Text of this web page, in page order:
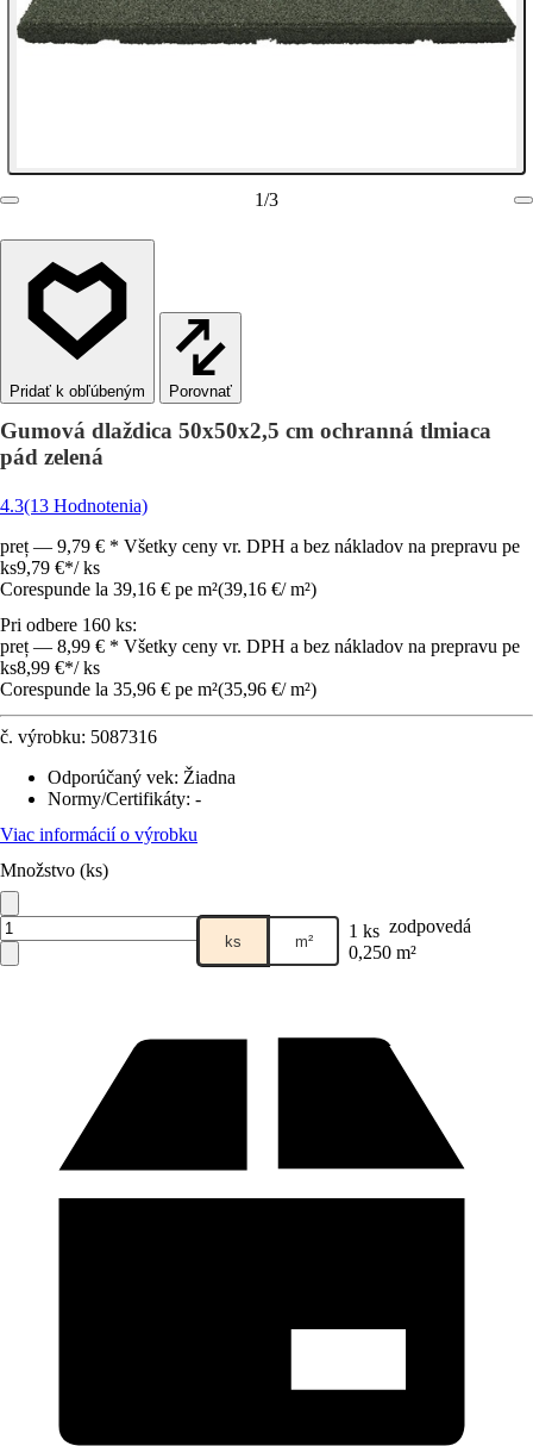
1/3
Porovnať
Gumová dlaždica 50x50x2,5 cm ochranná tlmiaca
pád zelená
4.3(13 Hodnotenia)
preț — 9,79 € * Všetky ceny vr. DPH a bez nákladov na prepravu pe
ks9,79 €*/ ks
Corespunde la 39,16 € pe m²(39,16 €/ m²)
Pri odbere 160 ks:
preț — 8,99 € * Všetky ceny vr. DPH a bez nákladov na prepravu pe
ks8,99 €*/ ks
Corespunde la 35,96 € pe m²(35,96 €/ m²)
č. výrobku: 5087316
Odporúčaný vek: Žiadna
Normy/Certifikáty: -
Viac informácií o výrobku
Množstvo (ks)
ks m² 1 ks zodpovedá
0,250 m²